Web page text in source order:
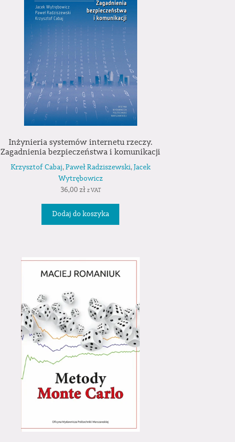
Inżynieria systemów internetu rzeczy.
Zagadnienia bezpieczeństwa i komunikacji
Krzysztof Cabaj,Paweł Radziszewski,Jacek
Wytrębowicz
36,00zł z VAT
Dodaj do koszyka